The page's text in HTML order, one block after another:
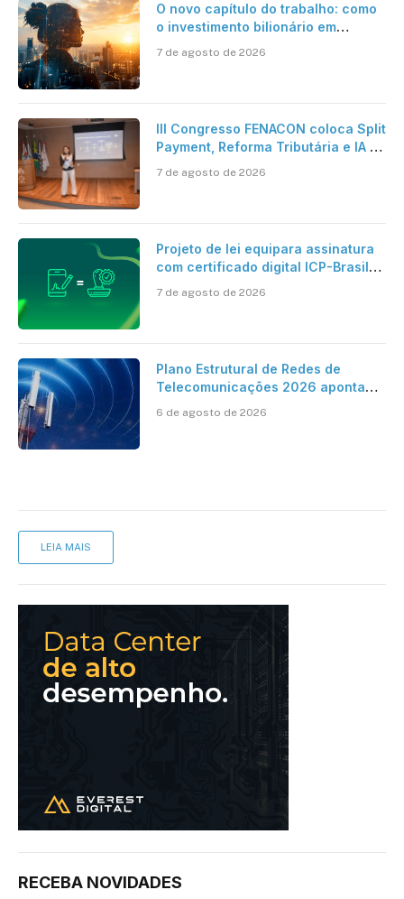
O novo capítulo do trabalho: como
o investimento bilionário em
verdadeira era da inteligência
7 de agosto de 2026
III Congresso FENACON coloca Split
Payment, Reforma Tributária e IA no
7 de agosto de 2026
Projeto de lei equipara assinatura
com certificado digital ICP-Brasil
cartório
7 de agosto de 2026
Plano Estrutural de Redes de
Telecomunicações 2026 aponta
mantém desafio
6 de agosto de 2026
LEIA MAIS
RECEBA NOVIDADES